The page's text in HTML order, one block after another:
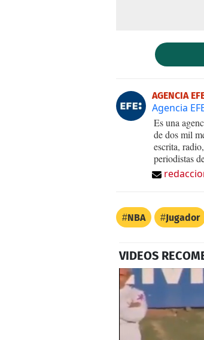
AGENCIA
Agencia
Es una
de dos mil
escrita,
periodistas
NBA Jugador
VIDEOS